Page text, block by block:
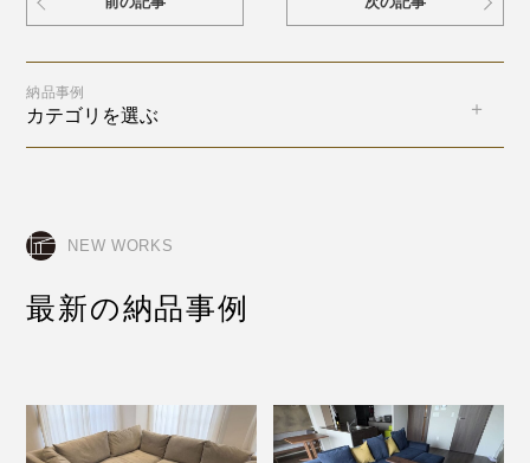
納品事例
カテゴリを選ぶ
NEW WORKS
最新の納品事例